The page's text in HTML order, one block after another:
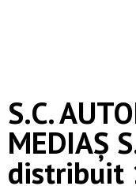
S.C.
MEDIAȘ
distribuit